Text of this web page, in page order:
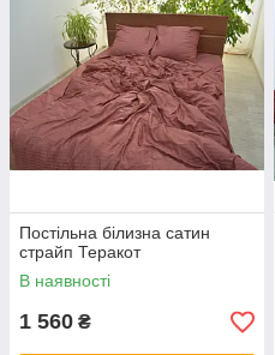
Постільна білизна сатин
страйп Теракот
В наявності
1 560 ₴